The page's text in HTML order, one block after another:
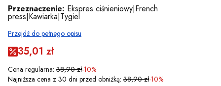
Przeznaczenie: Ekspres ciśnieniowy|French
press|Kawiarka|Tygiel
Przejdź do pełnego opisu
35,01 zł
Cena regularna: 38,90 zł-10%
Najniższa cena z 30 dni przed obniżką: 38,90 zł-10%